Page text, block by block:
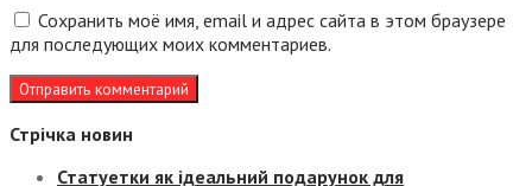
Сохранить моё имя, email и адрес сайта в этом браузере
для последующих моих комментариев.
Стрічка новин
Статуетки як ідеальний подарунок для